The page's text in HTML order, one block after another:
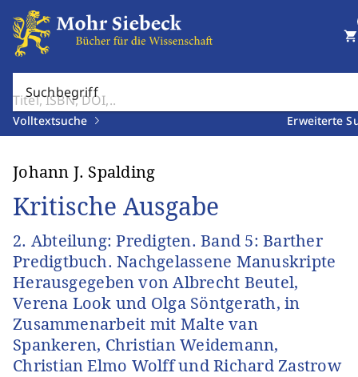
Suchbegriff
Volltextsuche Erweiterte
shopping_cart
Johann J. Spalding
Kritische Ausgabe
2. Abteilung: Predigten. Band 5: Barther
Predigtbuch. Nachgelassene Manuskripte
Herausgegeben von Albrecht Beutel,
Verena Look und Olga Söntgerath, in
Zusammenarbeit mit Malte van
Spankeren, Christian Weidemann,
Christian Elmo Wolff und Richard Zastrow